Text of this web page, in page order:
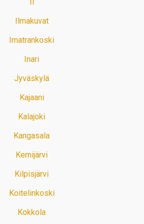
Ilmakuvat
Imatrankoski
Inari
Jyväskylä
Kajaani
Kalajoki
Kangasala
Kemijärvi
Kilpisjärvi
Koitelinkoski
Kokkola